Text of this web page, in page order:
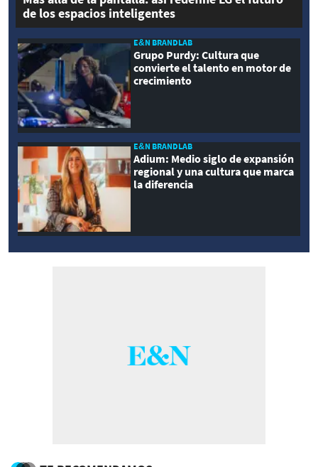
de los espacios inteligentes
E&N BRANDLAB
Grupo Purdy: Cultura que
convierte el talento en motor de
crecimiento
E&N BRANDLAB
Adium: Medio siglo de expansión
regional y una cultura que marca
la diferencia